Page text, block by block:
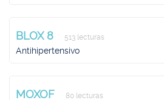
BLOX 8 513 lecturas
Antihipertensivo
MOXOF 80 lecturas